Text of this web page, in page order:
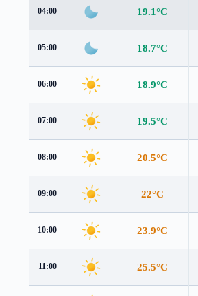
04:00 19.1°C
05:00 18.7°C
06:00 18.9°C
07:00 19.5°C
08:00 20.5°C
09:00 22°C
10:00 23.9°C
11:00 25.5°C